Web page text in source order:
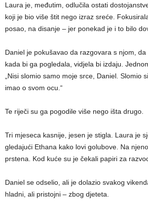
Laura je, međutim, odlučila ostati
koji je bio više štit nego izraz sreće.
posao, na disanje – jer ponekad je i to bilo
Daniel je pokušavao da razgovara s njom,
kada bi ga pogledala, vidjela bi izdaju.
„Nisi slomio samo moje srce, Daniel. Slomio
imao o svom ocu.“
Te riječi su ga pogodile više nego išta drugo.
Tri mjeseca kasnije, jesen je stigla. Laura je
gledajući Ethana kako lovi golubove. Na
prstena. Kod kuće su je čekali papiri za
Daniel se odselio, ali je dolazio svakog
hladni, ali pristojni – zbog djeteta.